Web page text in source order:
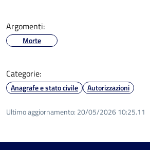
Argomenti:
Morte
Categorie:
Anagrafe e stato civile Autorizzazioni
Ultimo aggiornamento: 20/05/2026 10:25.11